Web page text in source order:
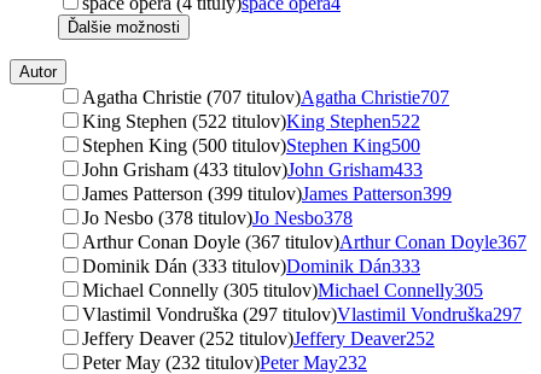
Ďalšie možnosti
Autor
Agatha Christie (707 titulov)Agatha Christie707
King Stephen (522 titulov)King Stephen522
Stephen King (500 titulov)Stephen King500
John Grisham (433 titulov)John Grisham433
James Patterson (399 titulov)James Patterson399
Jo Nesbo (378 titulov)Jo Nesbo378
Arthur Conan Doyle (367 titulov)Arthur Conan Doyle367
Dominik Dán (333 titulov)Dominik Dán333
Michael Connelly (305 titulov)Michael Connelly305
Vlastimil Vondruška (297 titulov)Vlastimil Vondruška297
Jeffery Deaver (252 titulov)Jeffery Deaver252
Peter May (232 titulov)Peter May232